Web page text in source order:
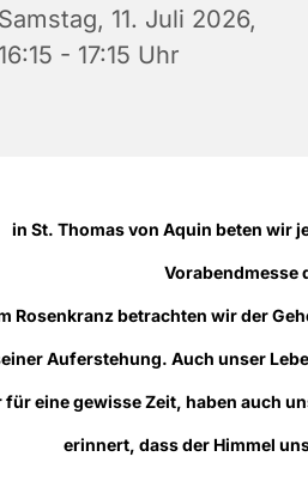
Samstag, 11. Juli 2026,
16:15 - 17:15 Uhr
in St. Thomas von Aquin beten wir
Vorabendmesse
Rosenkranz betrachten wir der
Auferstehung. Auch unser
für eine gewisse Zeit, haben auch
erinnert, dass der Himmel